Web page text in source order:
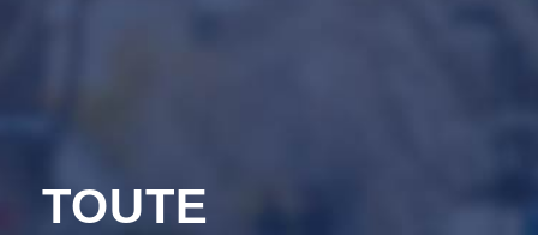
TOUTE